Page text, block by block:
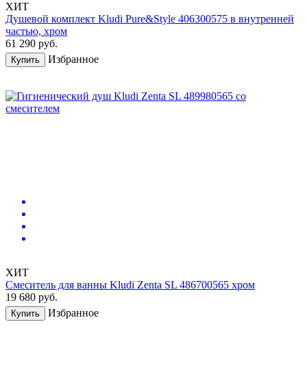
ХИТ
Душевой комплект Kludi Pure&Style 406300575 в внутренней
частью, хром
61 290 руб.
Купить Избранное
ХИТ
Смеситель для ванны Kludi Zenta SL 486700565 хром
19 680 руб.
Купить Избранное